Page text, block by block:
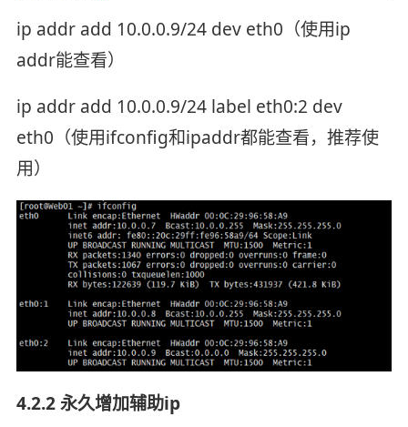
ip addr add 10.0.0.9/24 dev eth0（使用ip
addr能查看）
ip addr add 10.0.0.9/24 label eth0:2 dev
eth0（使用ifconfig和ipaddr都能查看，推荐使
用）
4.2.2 永久增加辅助ip